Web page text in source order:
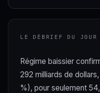
LE DÉBRIEF DU JOUR
Régime baissier
292 milliards de
%), pour seulement